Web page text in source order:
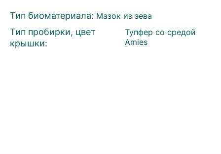
Тип биоматериала: Мазок из зева
Тип пробирки, цвет
крышки:
Тупфер со средой
Amies